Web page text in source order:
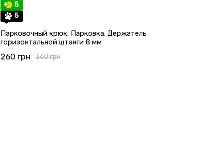
5
5
Парковочный крюк. Парковка. Держатель
горизонтальной штанги 8 мм
360 грн
260 грн